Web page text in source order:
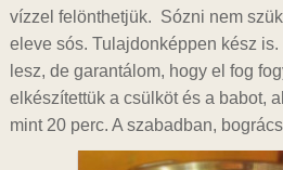
vízzel felönthetjük. Sózni nem
eleve sós. Tulajdonképpen kész
lesz, de garantálom, hogy el fog
elkészítettük a csülköt és a babot,
mint 20 perc. A szabadban,